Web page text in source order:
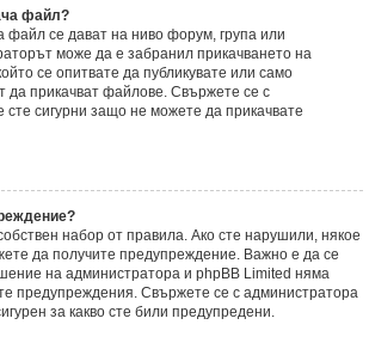
файл?
файл се дават на ниво форум, група или
може да е забранил прикачването на
се опитвате да публикувате или само
да прикачват файлове. Свържете се с
сте сигурни защо не можете да прикачвате
набор от правила. Ако сте нарушили, някое
да получите предупреждение. Важно е да се
на администратора и phpBB Limited няма
предупреждения. Свържете се с администратора
за какво сте били предупредени.